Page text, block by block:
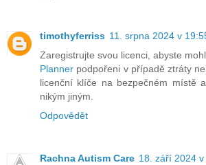
timothyferriss 11. srpna 2024 v
Zaregistrujte svou licenci, abyste
Planner podpořeni v případě ztráty
licenční klíče na bezpečném místě
nikým jiným.
Odpovědět
Rachna Autism Care 18. září 2024